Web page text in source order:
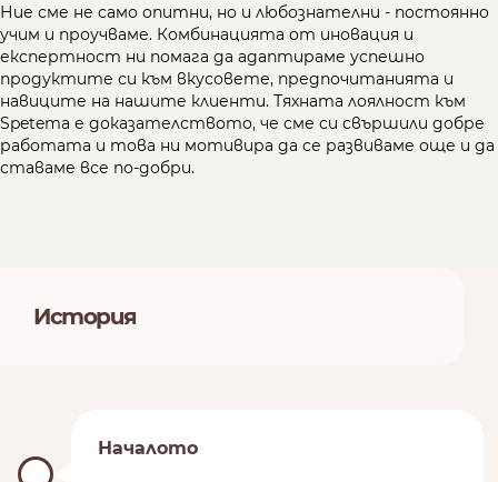
Ние сме не само опитни, но и любознателни - постоянно
учим и проучваме. Комбинацията от иновация и
експертност ни помага да адаптираме успешно
продуктите си към вкусовете, предпочитанията и
навиците на нашите клиенти. Тяхната лоялност към
Spetema е доказателството, че сме си свършили добре
работата и това ни мотивира да се развиваме още и да
ставаме все по-добри.
История
Началото